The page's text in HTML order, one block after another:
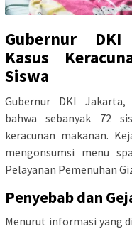
Gubernur
Kasus
Siswa
Gubernur DKI Jakarta,
bahwa sebanyak 72
keracunan makanan.
mengonsumsi menu
Pelayanan Pemenuhan
Penyebab dan
Menurut informasi yang